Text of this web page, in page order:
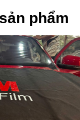
phẩm